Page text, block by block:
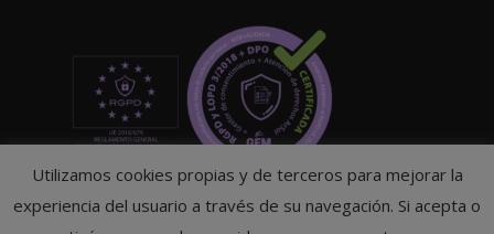
Utilizamos cookies propias y de terceros para mejorar la
experiencia del usuario a través de su navegación. Si acepta o